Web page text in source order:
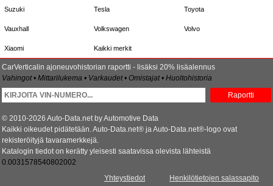
Suzuki Tesla Toyota
Vauxhall Volkswagen Volvo
Xiaomi Kaikki merkit
CarVerticalin ajoneuvohistorian raportti - lisäksi 20% lisäalennus
Vahingot • Mittarilukema • Varkaudet • Omistajat • Huoltohistoria
Raportti
© 2010-2026 Auto-Data.net by Automotive Data
Kaikki oikeudet pidätetään. Auto-Data.net® ja Auto-Data.net®-logo ovat
rekisteröityjä tavaramerkkejä.
Katalogin tiedot on kerätty yleisesti saatavissa olevista lähteistä
0.0031578540802002
Henkilötietojen salassapito
Yhteystiedot